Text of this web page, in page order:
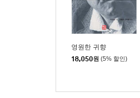
영원한 귀향
18,050원 (5% 할인)